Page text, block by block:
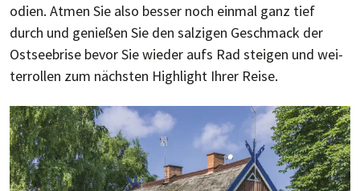
odien. Atmen Sie also bes­ser noch ein­mal ganz tief
durch und ge­nieß­en Sie den sal­zi­gen Geschmack der
Ost­see­brise bevor Sie wie­der aufs Rad stei­gen und wei­
ter­rol­len zum näch­sten High­light Ihrer Reise.